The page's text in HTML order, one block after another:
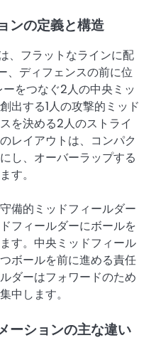
ンの定義と構造
、フラットなラインに配
、ディフェンスの前に位
をつなぐ2人の中央ミッ
出する1人の攻撃的ミッド
を決める2人のストライ
レイアウトは、コンパク
し、オーバーラップする
す。
備的ミッドフィールダー
フィールダーにボールを
す。中央ミッドフィール
ボールを前に進める責任
ダーはフォワードのため
中します。
ーションの主な違い